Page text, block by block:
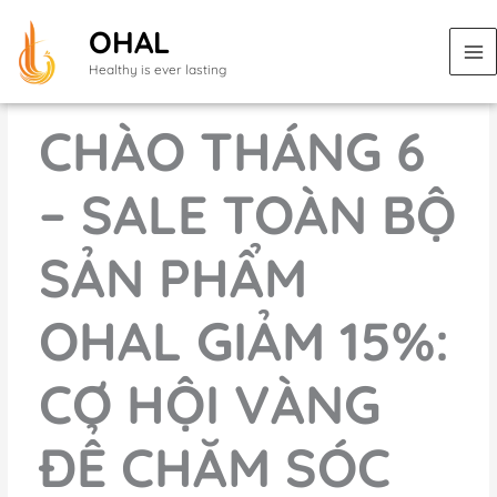
nội
OHAL
Healthy is ever lasting
CHÀO THÁNG 6
– SALE TOÀN BỘ
SẢN PHẨM
OHAL GIẢM 15%:
CƠ HỘI VÀNG
ĐỂ CHĂM SÓC